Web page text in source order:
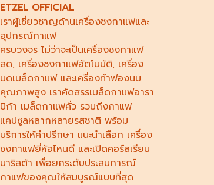
ETZEL OFFICIAL
เราผู้เชี่ยวชาญด้านเครื่องชงกาแฟและ
อุปกรณ์กาแฟ
ครบวงจร ไม่ว่าจะเป็นเครื่องชงกาแฟ
สด, เครื่องชงกาแฟอัตโนมัติ, เครื่อง
บดเมล็ดกาแฟและเครื่องทำฟองนม
คุณภาพสูง เราคัดสรรเมล็ดกาแฟอารา
บิก้า เมล็ดกาแฟคั่ว รวมถึงกาแฟ
แคปซูลหลากหลายรสชาติ พร้อม
บริการให้คำปรึกษา แนะนำเลือก เครื่อง
ชงกาแฟยี่ห้อไหนดีและเปิดคอร์สเรียน
บาริสต้า เพื่อยกระดับประสบการณ์
กาแฟของคุณให้สมบูรณ์แบบที่สุด